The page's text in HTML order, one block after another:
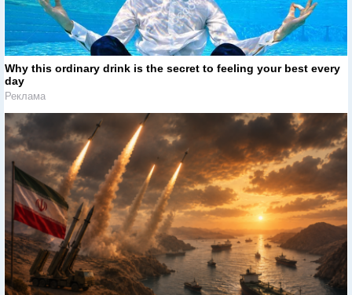
Why this ordinary drink is the secret to feeling your best every
day
Реклама